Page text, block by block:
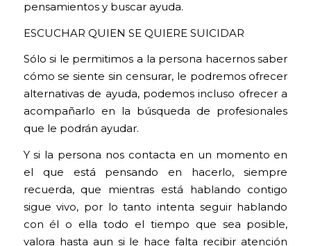
pensamientos y buscar ayuda.
ESCUCHAR QUIEN SE QUIERE SUICIDAR
Sólo si le permitimos a la persona hacernos saber
cómo se siente sin censurar, le podremos ofrecer
alternativas de ayuda, podemos incluso ofrecer a
acompañarlo en la búsqueda de profesionales
que le podrán ayudar.
Y si la persona nos contacta en un momento en
el que está pensando en hacerlo, siempre
recuerda, que mientras está hablando contigo
sigue vivo, por lo tanto intenta seguir hablando
con él o ella todo el tiempo que sea posible,
valora hasta aun si le hace falta recibir atención